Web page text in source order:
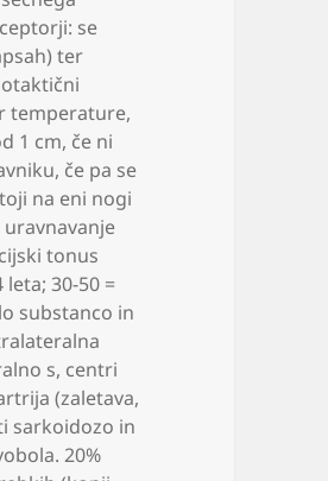
se
ter
temperature,
1 cm, če ni
, če pa se
na eni nogi
tonus
30-50 =
substanco in
s, centri
(zaletava,
sarkoidozo in
20%